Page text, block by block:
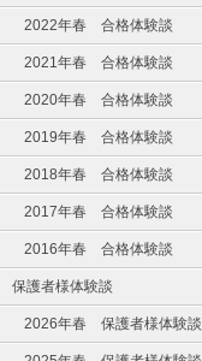
2022年春 合格体験談
2021年春 合格体験談
2020年春 合格体験談
2019年春 合格体験談
2018年春 合格体験談
2017年春 合格体験談
2016年春 合格体験談
保護者様体験談
2026年春 保護者様体験談